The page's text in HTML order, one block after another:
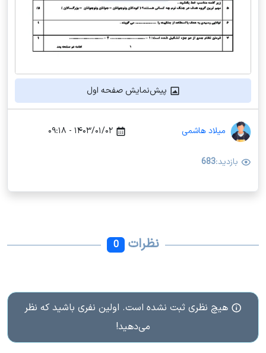
پیش‌نمایش صفحه اول
میلاد هاشمی ۱۴۰۳/۰۱/۰۲ - ۰۹:۱۸
بازدید:683
نظرات 0
هیچ نظری ثبت نشده است. اولین نفری باشید که نظر
می‌دهید!